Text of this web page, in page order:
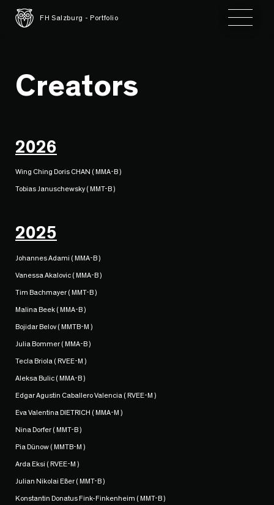
FH Salzburg - Portfolio Toggle
Creators
2026
Wing Ching Doris CHAN ( MMA-B )
Tobias Januschewsky ( MMT-B )
2025
Johannes Adami ( MMA-B )
Vanessa Akalovic ( MMA-B )
Tim Bachmayer ( MMT-B )
Malina Beek ( MMA-B )
Bojidar Belov ( MMTB-M )
Julia Bommer ( MMA-B )
Tecla Briola ( RVEE-M )
Aleksa Bulic ( MMA-B )
Edgar Agustin Caballero Valencia ( RVEE-M )
Eva Valentina DIETRICH ( MMA-M )
Nina Dorfer ( MMT-B )
Pia Dünow ( MMTB-M )
Arda Eksi ( RVEE-M )
Julian Nikolai Eßer ( MMT-B )
Konstantin Donatus Fink-Finkenheim ( MMT-B )